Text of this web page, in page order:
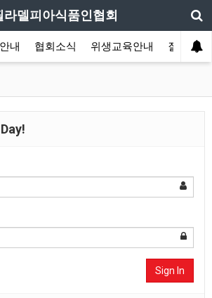
라델피아식품인협회
내 협회소식 위생교육안내 질의답변
Sign In